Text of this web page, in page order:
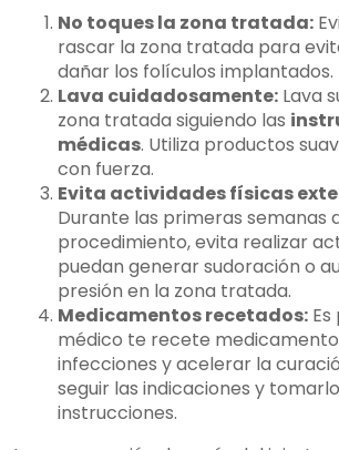
No toques la zona tratada:
rascar la zona tratada para
dañar los folículos implantados.
Lava cuidadosamente: Lava
zona tratada siguiendo las
médicas. Utiliza productos
con fuerza.
Evita actividades físicas
Durante las primeras semanas
procedimiento, evita realizar
puedan generar sudoración o
presión en la zona tratada.
Medicamentos recetados:
médico te recete
infecciones y acelerar la
seguir las indicaciones y
instrucciones.